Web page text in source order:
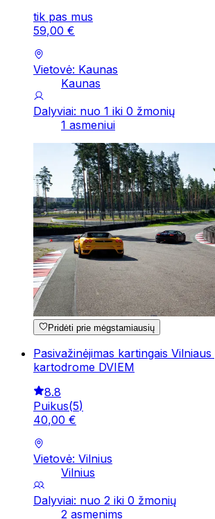
tik pas mus
59,00 €
Vietovė: Kaunas
Kaunas
Dalyviai: nuo 1 iki 0 žmonių
1 asmeniui
Pridėti prie mėgstamiausių
Pasivažinėjimas kartingais Vilniaus
kartodrome DVIEM
8.8
Puikus(5)
40,00 €
Vietovė: Vilnius
Vilnius
Dalyviai: nuo 2 iki 0 žmonių
2 asmenims